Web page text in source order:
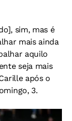
sim, mas é
mais ainda
aquilo
seja mais
após o
3.